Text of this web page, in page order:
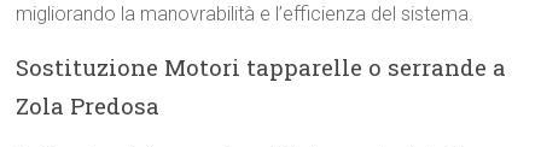
migliorando la manovrabilità e l’efficienza del sistema.
Sostituzione Motori tapparelle o serrande a
Zola Predosa